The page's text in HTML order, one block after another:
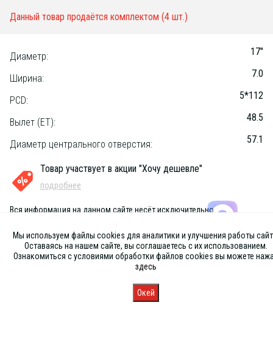
Данный товар продаётся комплектом (4 шт.)
Диаметр: 17"
Ширина: 7.0
PCD: 5*112
Вылет (ET): 48.5
Диаметр центрального отверстия: 57.1
Товар участвует в акции "Хочу дешевле"
подробнее
Вся информация на данном сайте несёт исключительно
публичной офертой, определяемой положениями Статьи 437 (2) ГК
РФ
Запись
Мы используем файлы cookies для аналитики и улучшения работы
Оставаясь на нашем сайте, вы соглашаетесь с их использованием.
Ознакомиться с условиями обработки файлов cookies вы можете
здесь
Окей